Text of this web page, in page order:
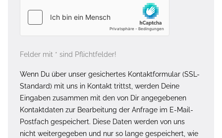
Felder mit * sind Pflichtfelder!
Wenn Du über unser gesichertes Kontaktformular (SSL-
Standard) mit uns in Kontakt trittst, werden Deine
Eingaben zusammen mit den von Dir angegebenen
Kontaktdaten zur Bearbeitung der Anfrage im E-Mail-
Postfach gespeichert. Diese Daten werden von uns
nicht weitergegeben und nur so lange gespeichert, wie